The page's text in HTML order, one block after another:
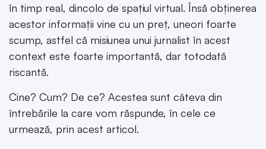
în timp real, dincolo de spațiul virtual. Însă obținerea
acestor informații vine cu un preț, uneori foarte
scump, astfel că misiunea unui jurnalist în acest
context este foarte importantă, dar totodată
riscantă.
Cine? Cum? De ce? Acestea sunt câteva din
întrebările la care vom răspunde, în cele ce
urmează, prin acest articol.